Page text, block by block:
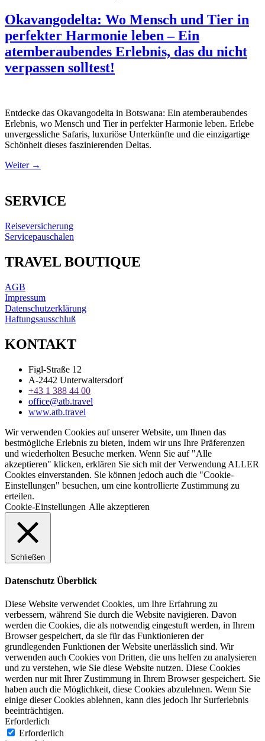
Okavangodelta: Wo Mensch und Tier in
perfekter Harmonie leben – Ein
atemberaubendes Erlebnis, das du nicht
verpassen solltest!
Entdecke das Okavangodelta in Botswana: Ein atemberaubendes
Erlebnis, wo Mensch und Tier in perfekter Harmonie leben. Erlebe
unvergessliche Safaris, luxuriöse Unterkünfte und die einzigartige
Schönheit dieses faszinierenden Deltas.
Weiter →
SERVICE
Reiseversicherung
Servicepauschalen
TRAVEL BOUTIQUE
AGB
Impressum
Datenschutzerklärung
Haftungsausschluß
KONTAKT
Figl-Straße 12
A-2442 Unterwaltersdorf
+43 1 388 44 00
office@atb.travel
www.atb.travel
Wir verwenden Cookies auf unserer Website, um Ihnen das
bestmögliche Erlebnis zu bieten, indem wir uns Ihre Präferenzen
und wiederholten Besuche merken. Wenn Sie auf "Alle
akzeptieren" klicken, erklären Sie sich mit der Verwendung ALLER
Cookies einverstanden. Sie können jedoch auch die "Cookie-
Einstellungen" besuchen, um eine kontrollierte Zustimmung zu
erteilen.
Cookie-Einstellungen Alle akzeptieren
Schließen
Datenschutz Überblick
Diese Website verwendet Cookies, um Ihre Erfahrung zu
verbessern, während Sie durch die Website navigieren. Davon
werden die Cookies, die als notwendig eingestuft werden, in Ihrem
Browser gespeichert, da sie für das Funktionieren der
grundlegenden Funktionen der Website unerlässlich sind. Wir
verwenden auch Cookies von Dritten, die uns helfen zu analysieren
und zu verstehen, wie Sie diese Website nutzen. Diese Cookies
werden nur mit Ihrer Zustimmung in Ihrem Browser gespeichert. Sie
haben auch die Möglichkeit, diese Cookies abzulehnen. Wenn Sie
einige dieser Cookies ablehnen, kann dies jedoch Ihr Surferlebnis
beeinträchtigen.
Erforderlich
Erforderlich